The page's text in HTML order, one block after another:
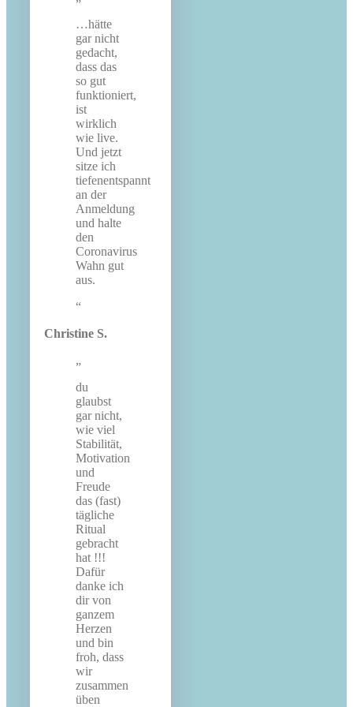
…hätte
gar nicht
gedacht,
dass das
so gut
funktioniert,
ist
wirklich
wie live.
Und jetzt
sitze ich
tiefenentspannt
an der
Anmeldung
und halte
den
Coronavirus
Wahn gut
aus.
Christine S.
du
glaubst
gar nicht,
wie viel
Stabilität,
Motivation
und
Freude
das (fast)
tägliche
Ritual
gebracht
hat !!!
Dafür
danke ich
dir von
ganzem
Herzen
und bin
froh, dass
wir
zusammen
üben